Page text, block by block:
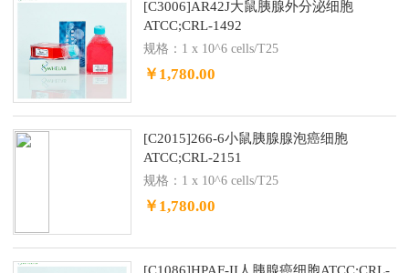
[C3006]AR42J大鼠胰腺外分泌细胞
ATCC;CRL-1492
规格：1 x 10^6 cells/T25
￥1,780.00
[C2015]266-6小鼠胰腺腺泡癌细胞
ATCC;CRL-2151
规格：1 x 10^6 cells/T25
￥1,780.00
[C1086]HPAF-II人胰腺癌细胞ATCC;CRL-